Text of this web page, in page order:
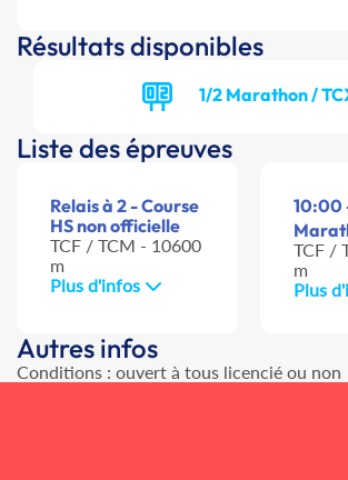
Résultats disponibles
1/2 Marathon /
Liste des épreuves
Relais à 2 - Course
HS non officielle
TCF / TCM - 10600
m
Plus d'infos
10:00
TCF /
m
Plus
Autres infos
Conditions : ouvert à tous licencié ou non